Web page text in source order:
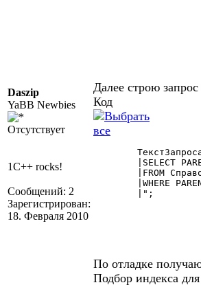
Daszip
YaBB Newbies
Отсутствует
1C++ rocks!
Сообщений: 2
Зарегистрирован:
18. Февраля 2010
Далее строю
Код
По отладке
Подбор индекса